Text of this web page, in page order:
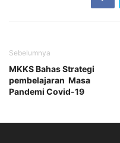
Sebelumnya
MKKS Bahas Strategi
pembelajaran Masa
Pandemi Covid-19